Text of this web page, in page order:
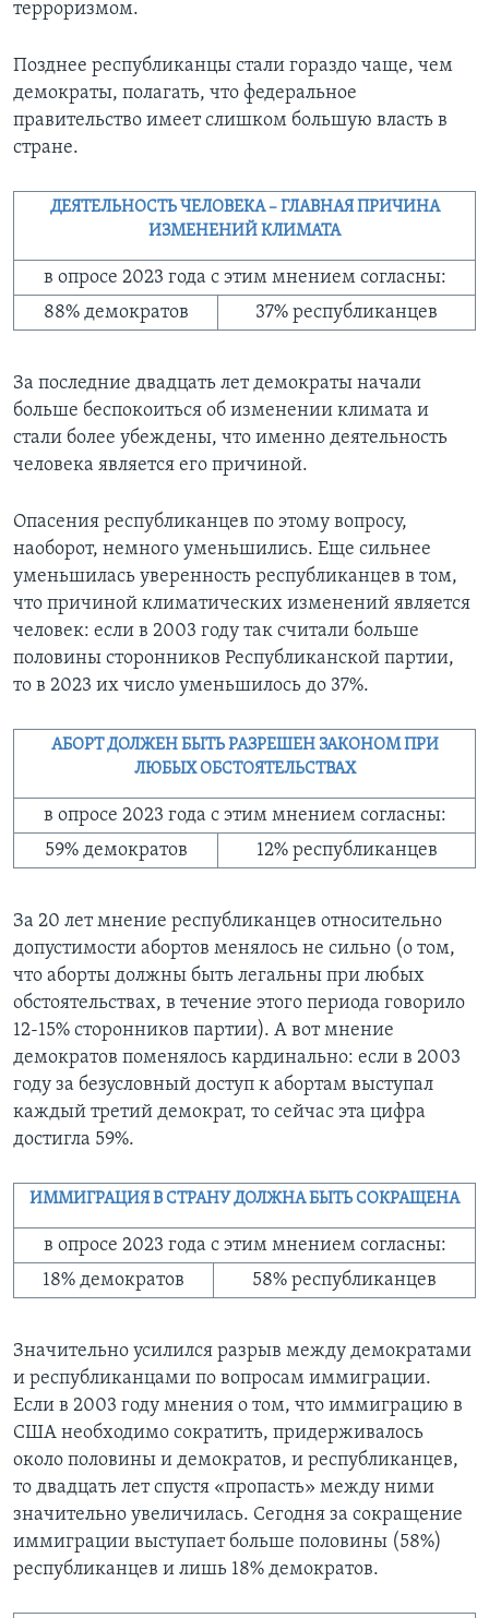
терроризмом.
Позднее республиканцы стали гораздо чаще, чем
демократы, полагать, что федеральное
правительство имеет слишком большую власть в
стране.
ДЕЯТЕЛЬНОСТЬ ЧЕЛОВЕКА – ГЛАВНАЯ ПРИЧИНА
ИЗМЕНЕНИЙ КЛИМАТА
в опросе 2023 года с этим мнением согласны:
88% демократов
37% республиканцев
За последние двадцать лет демократы начали
больше беспокоиться об изменении климата и
стали более убеждены, что именно деятельность
человека является его причиной.
Опасения республиканцев по этому вопросу,
наоборот, немного уменьшились. Еще сильнее
уменьшилась уверенность республиканцев в том,
что причиной климатических изменений является
человек: если в 2003 году так считали больше
половины сторонников Республиканской партии,
то в 2023 их число уменьшилось до 37%.
АБОРТ ДОЛЖЕН БЫТЬ РАЗРЕШЕН ЗАКОНОМ ПРИ
ЛЮБЫХ ОБСТОЯТЕЛЬСТВАХ
в опросе 2023 года с этим мнением согласны:
59% демократов
12% республиканцев
За 20 лет мнение республиканцев относительно
допустимости абортов менялось не сильно (о том,
что аборты должны быть легальны при любых
обстоятельствах, в течение этого периода говорило
12-15% сторонников партии). А вот мнение
демократов поменялось кардинально: если в 2003
году за безусловный доступ к абортам выступал
каждый третий демократ, то сейчас эта цифра
достигла 59%.
ИММИГРАЦИЯ В СТРАНУ ДОЛЖНА БЫТЬ СОКРАЩЕНА
в опросе 2023 года с этим мнением согласны:
18% демократов
58% республиканцев
Значительно усилился разрыв между демократами
и республиканцами по вопросам иммиграции.
Если в 2003 году мнения о том, что иммиграцию в
США необходимо сократить, придерживалось
около половины и демократов, и республиканцев,
то двадцать лет спустя «пропасть» между ними
значительно увеличилась. Сегодня за сокращение
иммиграции выступает больше половины (58%)
республиканцев и лишь 18% демократов.